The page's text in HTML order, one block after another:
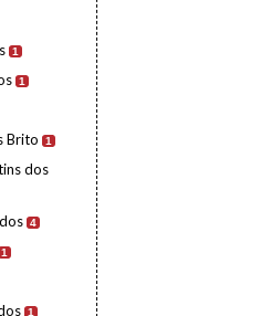
1
1
Brito 1
dos
4
1
1